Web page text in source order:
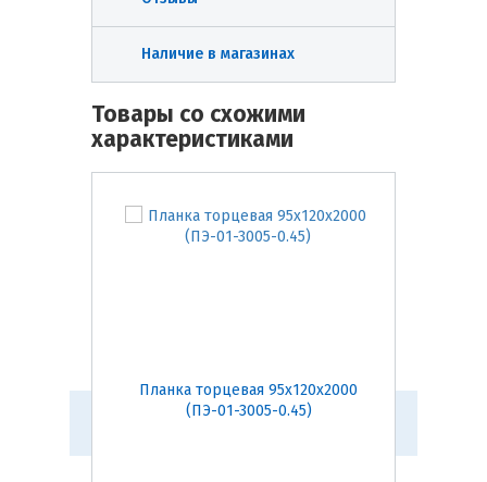
Наличие в магазинах
Товары со схожими
характеристиками
Планка торцевая 95х120х2000
(ПЭ-01-3005-0.45)